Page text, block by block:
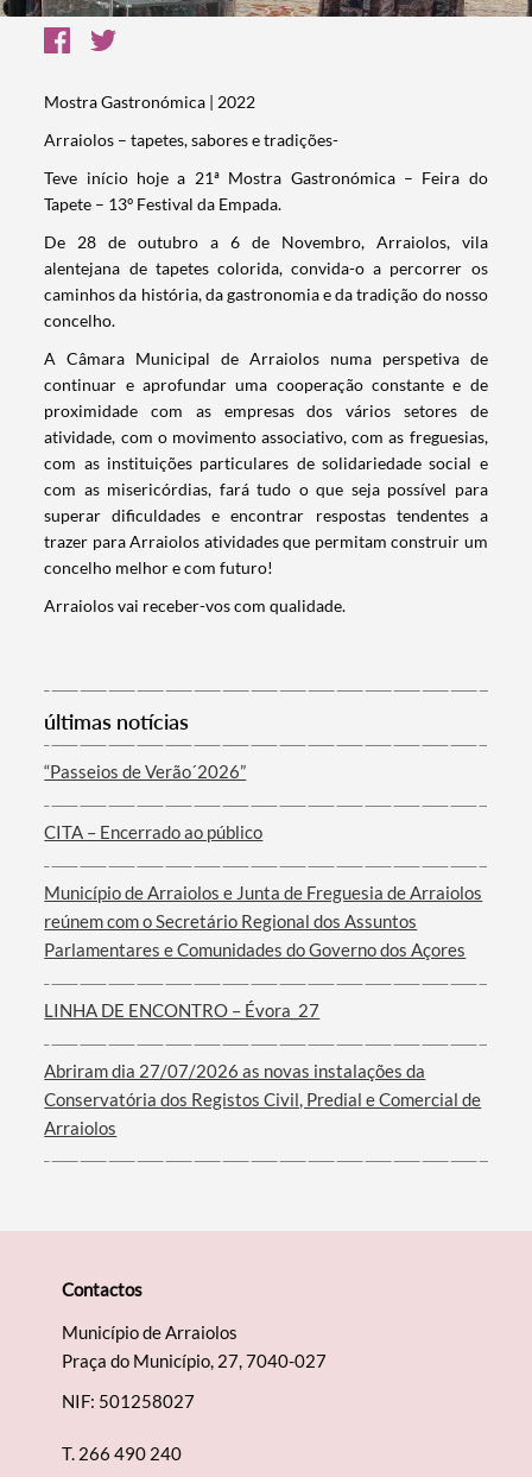
Filtros
Mostra Gastronómica | 2022
Arraiolos – tapetes, sabores e tradições-
Teve início hoje a 21ª Mostra Gastronómica – Feira do
Tapete – 13º Festival da Empada.
De 28 de outubro a 6 de Novembro, Arraiolos, vila
alentejana de tapetes colorida, convida-o a percorrer os
caminhos da história, da gastronomia e da tradição do nosso
concelho.
A Câmara Municipal de Arraiolos numa perspetiva de
continuar e aprofundar uma cooperação constante e de
proximidade com as empresas dos vários setores de
atividade, com o movimento associativo, com as freguesias,
com as instituições particulares de solidariedade social e
com as misericórdias, fará tudo o que seja possível para
superar dificuldades e encontrar respostas tendentes a
trazer para Arraiolos atividades que permitam construir um
concelho melhor e com futuro!
Arraiolos vai receber-vos com qualidade.
últimas notícias
“Passeios de Verão´2026”
CITA – Encerrado ao público
Município de Arraiolos e Junta de Freguesia de Arraiolos
reúnem com o Secretário Regional dos Assuntos
Parlamentares e Comunidades do Governo dos Açores
LINHA DE ENCONTRO – Évora_27
Abriram dia 27/07/2026 as novas instalações da
Conservatória dos Registos Civil, Predial e Comercial de
Arraiolos
Contactos
Município de Arraiolos
Praça do Município, 27, 7040-027
NIF: 501258027
T. 266 490 240